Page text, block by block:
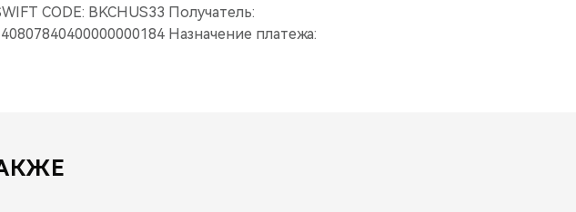
CODE: BKCHUS33 Получатель:
Назначение платежа: